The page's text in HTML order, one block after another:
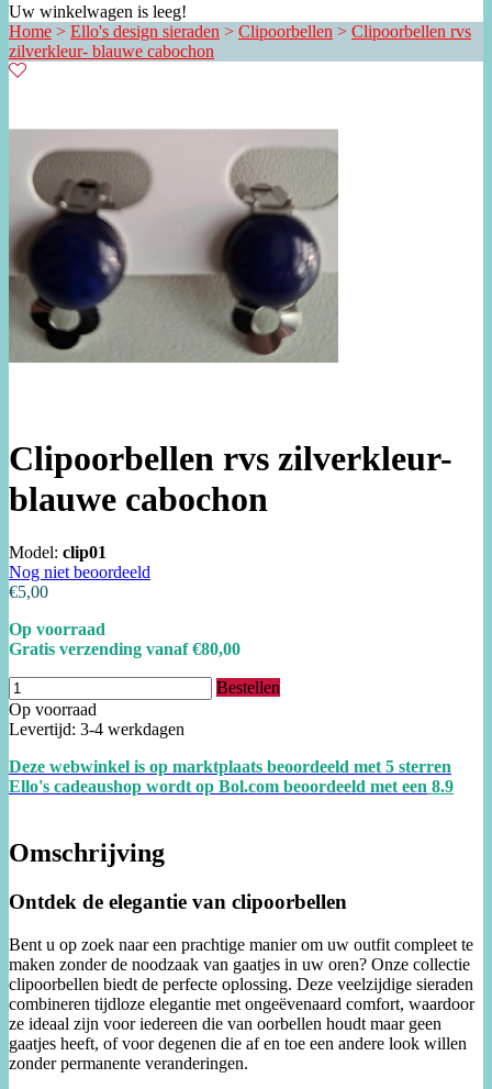
Uw winkelwagen is leeg!
Home > Ello's design sieraden > Clipoorbellen > Clipoorbellen rvs
zilverkleur- blauwe cabochon
Clipoorbellen rvs zilverkleur-
blauwe cabochon
Model: clip01
Nog niet beoordeeld
€5,00
Op voorraad
Gratis verzending vanaf €80,00
Bestellen
Op voorraad
Levertijd: 3-4 werkdagen
Deze webwinkel is op marktplaats beoordeeld met 5 sterren
Ello's cadeaushop wordt op Bol.com beoordeeld met een 8.9
Omschrijving
Ontdek de elegantie van clipoorbellen
Bent u op zoek naar een prachtige manier om uw outfit compleet te
maken zonder de noodzaak van gaatjes in uw oren? Onze collectie
clipoorbellen biedt de perfecte oplossing. Deze veelzijdige sieraden
combineren tijdloze elegantie met ongeëvenaard comfort, waardoor
ze ideaal zijn voor iedereen die van oorbellen houdt maar geen
gaatjes heeft, of voor degenen die af en toe een andere look willen
zonder permanente veranderingen.